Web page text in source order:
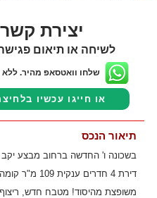
יצירת קשר
לשיחה או תיאום
שלחו וואטסאפ מהיר. ללא
או חייגו עכשיו
תיאור הנכס
בשכונה ו' החדשה ברחוב מבצע יקב
דירת 4 חדרים ענקית 109 מ"ר קומה 3/4
משופצת מהיסוד! מטבח חדש,